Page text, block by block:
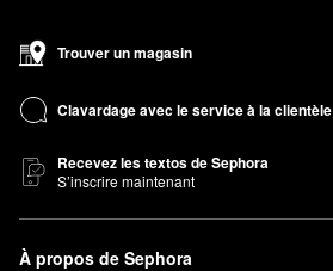
Trouver un magasin
Clavardage avec le service à la clientèle
Recevez les textos de Sephora
S’inscrire maintenant
À propos de Sephora